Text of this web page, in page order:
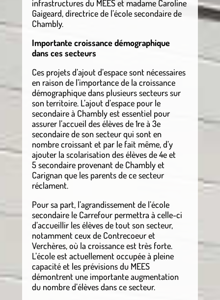
infrastructures du MEES et madame Caroline
Gaigeard, directrice de l’école secondaire de
Chambly.
Importante croissance démographique
dans ces secteurs
Ces projets d’ajout d’espace sont nécessaires
en raison de l’importance de la croissance
démographique dans plusieurs secteurs sur
son territoire. L’ajout d’espace pour le
secondaire à Chambly est essentiel pour
assurer l’accueil des élèves de 1re à 3e
secondaire de son secteur qui sont en
nombre croissant et par le fait même, d’y
ajouter la scolarisation des élèves de 4e et
5 secondaire provenant de Chambly et
Carignan que les parents de ce secteur
réclament.
Pour sa part, l’agrandissement de l’école
secondaire le Carrefour permettra à celle-ci
d’accueillir les élèves de tout son secteur,
notamment ceux de Contrecoeur et
Verchères, où la croissance est très forte.
L’école est actuellement occupée à pleine
capacité et les prévisions du MEES
démontrent une importante augmentation
du nombre d’élèves dans ce secteur.